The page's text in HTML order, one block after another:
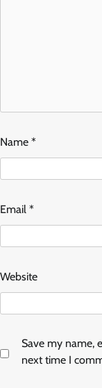
Name *
Email *
Website
Save my name,
next time I